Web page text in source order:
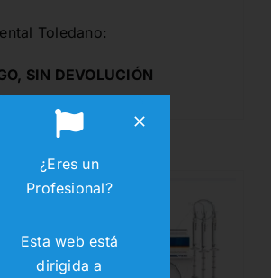
Toledano:
SIN DEVOLUCIÓN
¿Eres un
Profesional?
Esta web está
dirigida a